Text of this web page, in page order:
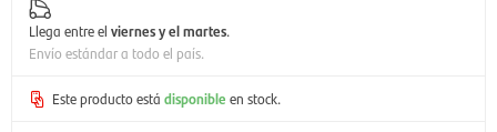
Llega entre el viernes y el martes.
Envío estándar a todo el país.
Este producto está disponible en stock.